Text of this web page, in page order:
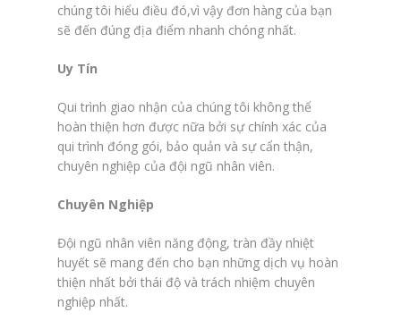
chúng tôi hiểu điều đó,vì vậy đơn hàng của bạn
sẽ đến đúng địa điểm nhanh chóng nhất.
Uy Tín
Qui trình giao nhận của chúng tôi không thể
hoàn thiện hơn được nữa bởi sự chính xác của
qui trình đóng gói, bảo quản và sự cẩn thận,
chuyên nghiệp của đội ngũ nhân viên.
Chuyên Nghiệp
Đội ngũ nhân viên năng động, tràn đầy nhiệt
huyết sẽ mang đến cho bạn những dịch vụ hoàn
thiện nhất bởi thái độ và trách nhiệm chuyên
nghiệp nhất.